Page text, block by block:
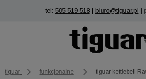
tel: 505 519 518| biuro@tiguar.pl |
tiguar funkcjonalne tiguar kettlebell